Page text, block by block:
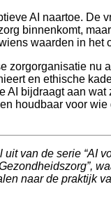
AI naartoe. De
binnenkomt,
waarden in het
zorgorganisatie nu
en ethische
AI bijdraagt aan wat
houdbaar voor wie
uit van de serie “AI
naar de praktijk